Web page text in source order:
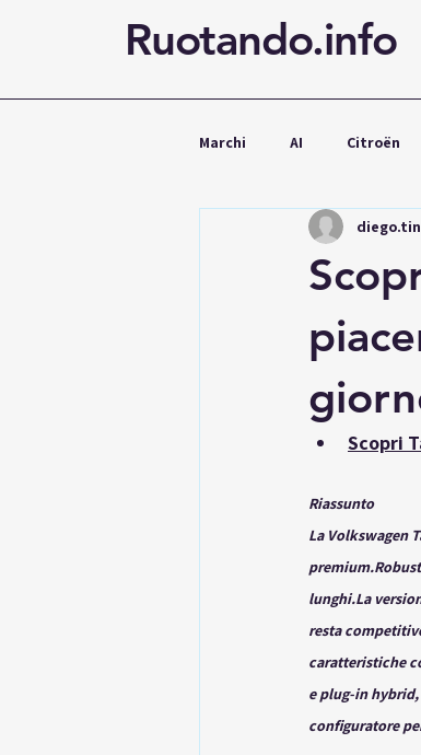
Ruotando.info
Marchi AI Citroën
Mercedes
Scopri
Riassunto
La Volkswagen
lunghi.La
resta
caratteristiche
e plug-in
configuratore